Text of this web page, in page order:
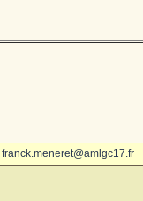
franck.meneret@amlgc17.fr